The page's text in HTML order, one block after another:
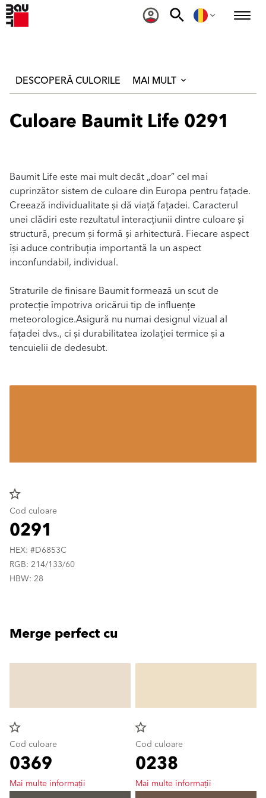
DESCOPERĂ CULORILE MAI MULT
Culoare Baumit Life 0291
Baumit Life este mai mult decât „doar” cel mai
cuprinzător sistem de culoare din Europa pentru fațade.
Creează individualitate și dă viață fațadei. Caracterul
unei clădiri este rezultatul interacțiunii dintre culoare și
structură, precum și formă și arhitectură. Fiecare aspect
își aduce contribuția importantă la un aspect
inconfundabil, individual.
Straturile de finisare Baumit formează un scut de
protecție împotriva oricărui tip de influențe
meteorologice.Asigură nu numai designul vizual al
fațadei dvs., ci și durabilitatea izolației termice și a
tencuielii de dedesubt.
star_border
Cod culoare
0291
HEX: #D6853C
RGB: 214/133/60
HBW: 28
Merge perfect cu
star_border
Cod culoare
0369
Mai multe informații
star_border
Cod culoare
0238
Mai multe informații